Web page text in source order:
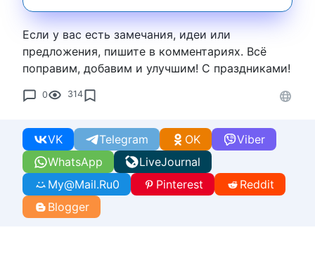
Если у вас есть замечания, идеи или
предложения, пишите в комментариях. Всё
поправим, добавим и улучшим! С праздниками!
0 314
WhatsApp
VK Telegram Viber
OK
LiveJournal
My@Mail.Ru0 Pinterest
Reddit
Blogger